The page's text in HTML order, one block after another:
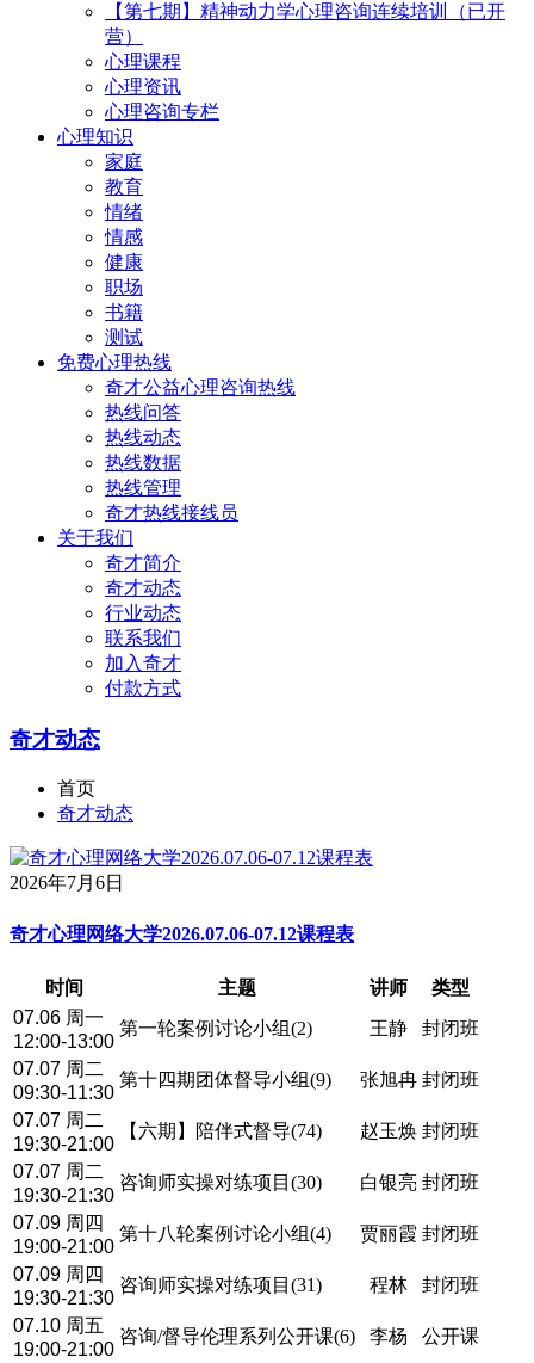
【第七期】精神动力学心理咨询连续培训（已开
营）
心理课程
心理资讯
心理咨询专栏
心理知识
家庭
教育
情绪
情感
健康
职场
书籍
测试
免费心理热线
奇才公益心理咨询热线
热线问答
热线动态
热线数据
热线管理
奇才热线接线员
关于我们
奇才简介
奇才动态
行业动态
联系我们
加入奇才
付款方式
奇才动态
首页
奇才动态
2026年7月6日
奇才心理网络大学2026.07.06-07.12课程表
时间 主题 讲师
类型
07.06 周一
12:00-13:00
第一轮案例讨论小组(2) 王静
封闭班
07.07 周二
09:30-11:30
第十四期团体督导小组(9) 张旭冉 封闭班
07.07 周二
19:30-21:00
【六期】陪伴式督导(74) 赵玉焕 封闭班
07.07 周二
19:30-21:30
咨询师实操对练项目(30) 白银亮 封闭班
07.09 周四
19:00-21:00
第十八轮案例讨论小组(4) 贾丽霞 封闭班
07.09 周四
19:30-21:30
咨询师实操对练项目(31) 程林
封闭班
07.10 周五
19:00-21:00
咨询/督导伦理系列公开课(6) 李杨
公开课